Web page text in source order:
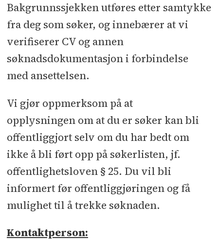
Bakgrunnssjekken utføres etter samtykke
fra deg som søker, og innebærer at vi
verifiserer CV og annen
søknadsdokumentasjon i forbindelse
med ansettelsen.
Vi gjør oppmerksom på at
opplysningen om at du er søker kan bli
offentliggjort selv om du har bedt om
ikke å bli ført opp på søkerlisten, jf.
offentlighetsloven § 25. Du vil bli
informert før offentliggjøringen og få
mulighet til å trekke søknaden.
Kontaktperson: